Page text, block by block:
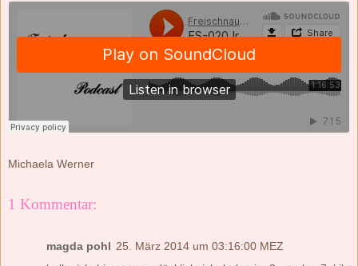
Michaela Werner
1 Kommentar:
magda pohl 25. März 2014 um 03:16:00 MEZ